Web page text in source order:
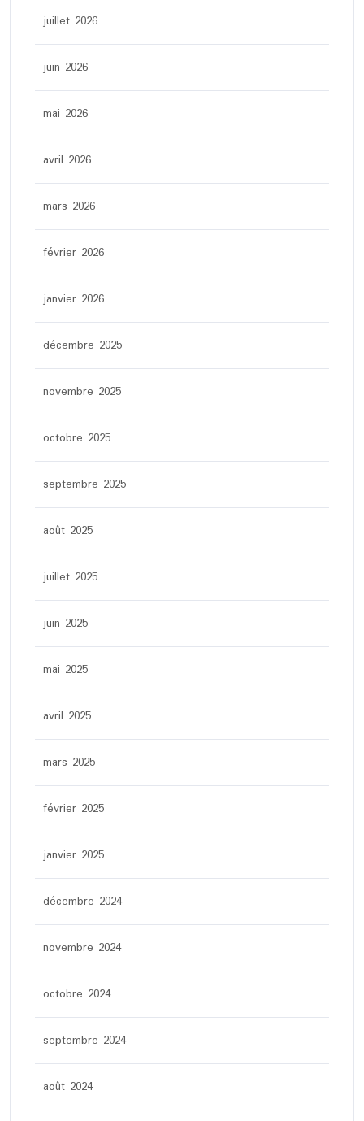
juillet 2026
juin 2026
mai 2026
avril 2026
mars 2026
février 2026
janvier 2026
décembre 2025
novembre 2025
octobre 2025
septembre 2025
août 2025
juillet 2025
juin 2025
mai 2025
avril 2025
mars 2025
février 2025
janvier 2025
décembre 2024
novembre 2024
octobre 2024
septembre 2024
août 2024